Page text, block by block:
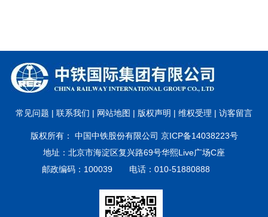
常见问题 | 联系我们 | 网站地图 | 版权声明 | 维权受理 | 访客留言
版权所有： 中国中铁股份有限公司 京ICP备14038223号
地址：北京市海淀区复兴路69号华熙Live广场C座
邮政编码：100039 电话：010-51880888